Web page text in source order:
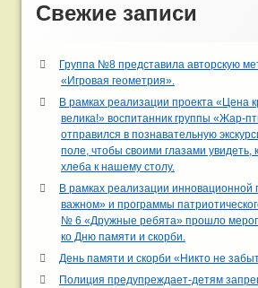
Свежие записи
Группа №8 представила авторскую
«Игровая геометрия».
В рамках реализации проекта «Цена
велика!» воспитанник группы «Жар-
отправился в познавательную
поле, чтобы своими глазами увидеть,
хлеба к нашему столу.
В рамках реализации
важном» и программы
№ 6 «Дружные ребята» прошло
ко Дню памяти и скорби.
День памяти и скорби «Никто не
Полиция предупреждает-детям